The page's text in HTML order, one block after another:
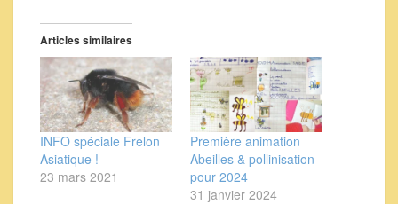
Articles similaires
INFO spéciale Frelon
Asiatique !
23 mars 2021
Première animation
Abeilles & pollinisation
pour 2024
31 janvier 2024